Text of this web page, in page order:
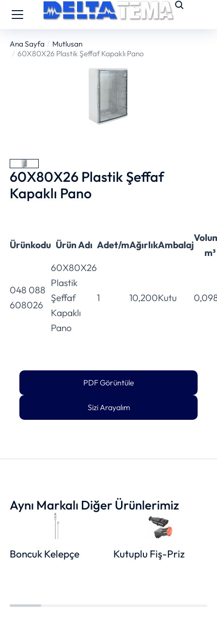
You are here:
Ana Sayfa
Mutlusan
60X80X26 Plastik Şeffaf Kapaklı Pano
60X80X26 Plastik Şeffaf
Kapaklı Pano
Ürünkodu Ürün Adı Adet/mAğırlıkAmbalaj
m³
048 088
608026
60X80X26
Plastik
Şeffaf
Kapaklı
Pano
1 10,200Kutu
PDF Görüntüle
Sizi Arayalım
Aynı Markalı Diğer Ürünlerimiz
Boncuk Kelepçe Kutuplu Fiş-Priz